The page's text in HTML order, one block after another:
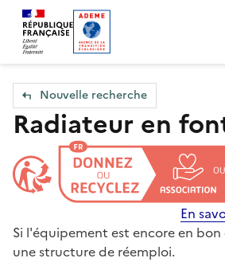
Accueil — Que Faire de mes
Nouvelle recherche
Radiateur en
En
Si l'équipement est encore en
une structure de réemploi.